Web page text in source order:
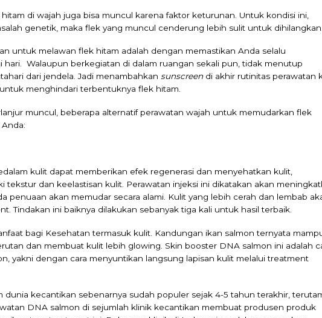
di wajah juga bisa muncul karena faktor keturunan. Untuk kondisi ini,
genetik, maka flek yang muncul cenderung lebih sulit untuk dihilangkan.
untuk melawan flek hitam adalah dengan memastikan Anda selalu
hari. Walaupun berkegiatan di dalam ruangan sekali pun, tidak menutup
dari jendela. Jadi menambahkan sunscreen di akhir rutinitas perawatan
menghindari terbentuknya flek hitam.
muncul, beberapa alternatif perawatan wajah untuk memudarkan flek
kulit dapat memberikan efek regenerasi dan menyehatkan kulit,
tekstur dan keelastisan kulit. Perawatan injeksi ini dikatakan akan
penuaan akan memudar secara alami. Kulit yang lebih cerah dan lembab
Tindakan ini baiknya dilakukan sebanyak tiga kali untuk hasil terbaik.
bagi Kesehatan termasuk kulit. Kandungan ikan salmon ternyata
dan membuat kulit lebih glowing. Skin booster DNA salmon ini adalah
yakni dengan cara menyuntikan langsung lapisan kulit melalui treatment
dunia kecantikan sebenarnya sudah populer sejak 4-5 tahun terakhir,
DNA salmon di sejumlah klinik kecantikan membuat produsen produk